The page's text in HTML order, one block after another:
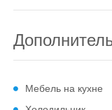
Мебель на кухне